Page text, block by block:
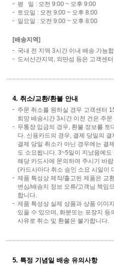
평 일 : 오전 9:00 ~ 오후 9:00
토요일 : 오전 9:00 ~ 오후 8:00
일요일 : 오전 9:00 ~ 오후 8:00
[배송지역]
국내 전 지역 3시간 이내 배송 가능
도서산간지역, 외딴섬 등은 고객센
4. 취소/교환/환불 안내
주문 취소를 원하실 경우 고객센터
희망 배송시간 3시간 이전 건은 주
무통장 입금의 경우, 환불 정보를 토
다. 신용카드의 경우, 결제 당일의
결제 당일 취소가 아닌 경우에는 결
도 소요됩니다. 3~5일이 지났음에
해당 카드사에 문의하여 주시기 바
(카드사마다 취소 승인 소요 시일이
제품 특성상 제작/출고된 제품은 교
변심/배송지 정보 오류/고객님 책임
합니다.
제품 특성상 실제 상품과 상품 이미
있을 수 있으며, 화분또는 포장지 등
사유로 취소 및 환불은 불가합니다.
5. 특정 기념일 배송 유의사항